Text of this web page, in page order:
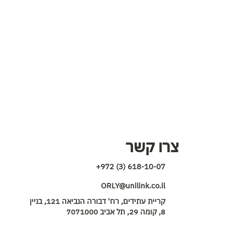
צרו קשר
+972 (3) 618-10-07
ORLY@unilink.co.il
קריית עתידים, רח' דבורה הנביאה 121, בניין
8, קומה 29, תל אביב 7071000